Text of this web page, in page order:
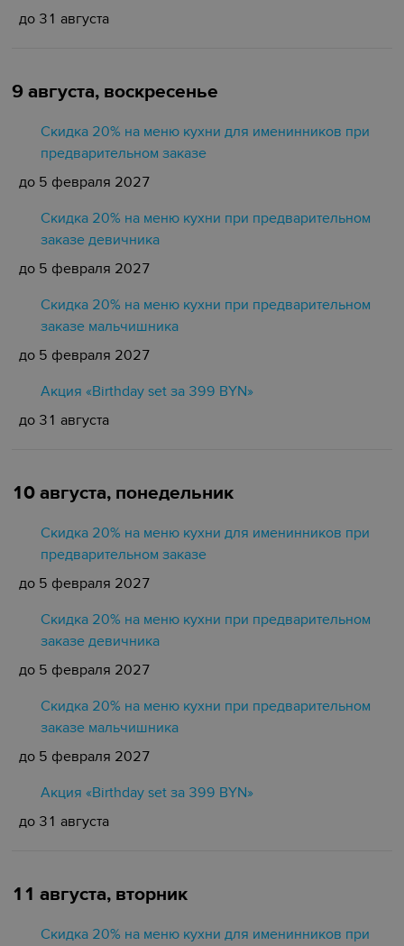
до 31 августа
9 августа, воскресенье
Скидка 20% на меню кухни для именинников при
предварительном заказе
до 5 февраля 2027
Скидка 20% на меню кухни при предварительном
заказе девичника
до 5 февраля 2027
Скидка 20% на меню кухни при предварительном
заказе мальчишника
до 5 февраля 2027
Акция «Birthday set за 399 BYN»
до 31 августа
10 августа, понедельник
Скидка 20% на меню кухни для именинников при
предварительном заказе
до 5 февраля 2027
Скидка 20% на меню кухни при предварительном
заказе девичника
до 5 февраля 2027
Скидка 20% на меню кухни при предварительном
заказе мальчишника
до 5 февраля 2027
Акция «Birthday set за 399 BYN»
до 31 августа
11 августа, вторник
Скидка 20% на меню кухни для именинников при